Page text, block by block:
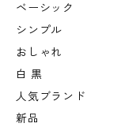
ベーシック
シンプル
おしゃれ
白 黒
人気ブランド
新品